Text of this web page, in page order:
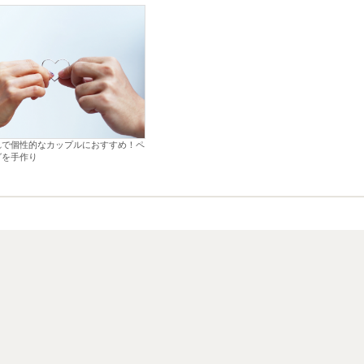
で個性的なカップルにおすすめ！ペ
手作り